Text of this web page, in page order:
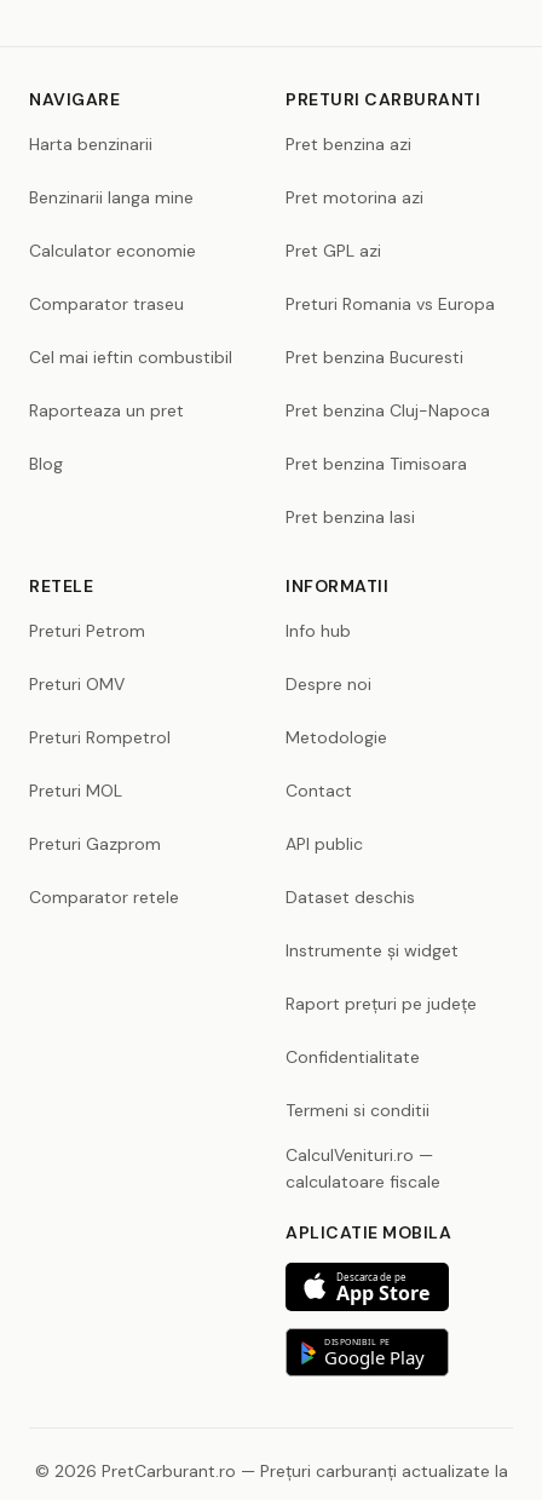
NAVIGARE
Harta benzinarii
Benzinarii langa mine
Calculator economie
Comparator traseu
Cel mai ieftin combustibil
Raporteaza un pret
Blog
PRETURI CARBURANTI
Pret benzina azi
Pret motorina azi
Pret GPL azi
Preturi Romania vs Europa
Pret benzina Bucuresti
Pret benzina Cluj-Napoca
Pret benzina Timisoara
Pret benzina Iasi
RETELE
Preturi Petrom
Preturi OMV
Preturi Rompetrol
Preturi MOL
Preturi Gazprom
Comparator retele
INFORMATII
Info hub
Despre noi
Metodologie
Contact
API public
Dataset deschis
Instrumente și widget
Raport prețuri pe județe
Confidentialitate
Termeni si conditii
CalculVenituri.ro —
calculatoare fiscale
APLICATIE MOBILA
Descarca de pe
App Store
DISPONIBIL PE
Google Play
© 2026 PretCarburant.ro — Prețuri carburanți actualizate la